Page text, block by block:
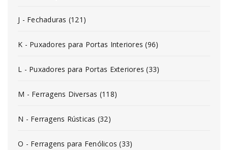
J - Fechaduras (121)
K - Puxadores para Portas Interiores (96)
L - Puxadores para Portas Exteriores (33)
M - Ferragens Diversas (118)
N - Ferragens Rústicas (32)
O - Ferragens para Fenólicos (33)